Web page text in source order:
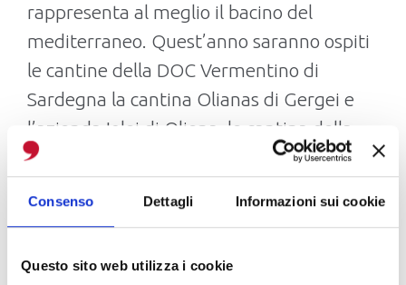
Consenso Dettagli Informazioni sui cookie
Questo sito web utilizza i cookie
rappresenta al meglio il bacino del
mediterraneo. Quest’anno saranno ospiti
le cantine della DOC Vermentino di
Sardegna la cantina Olianas di Gergei e
l’azienda Iolei di Oliena, le cantina della
DOCG Vermentino di Gallura Atlantis di
Luogosanto. Inoltre sarà presente il
una selezione di Vermentino nazionali e